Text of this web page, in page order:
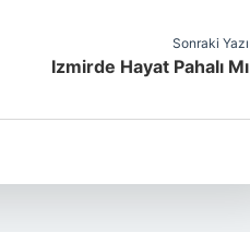
Sonraki Yazı
Izmirde Hayat Pahalı Mı